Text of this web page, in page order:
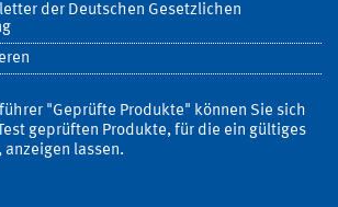
der Deutschen Gesetzlichen
"Geprüfte Produkte" können Sie sich
geprüften Produkte, für die ein gültiges
lassen.